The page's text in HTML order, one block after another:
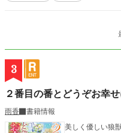
3
２番目の番とどうぞお幸
雨香
書籍情報
美しく優しい狼